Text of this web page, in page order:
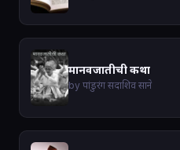
मानवजातीची कथा
by पांडुरंग सदाशिव साने